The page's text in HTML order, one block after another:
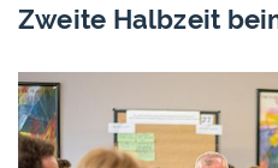
Zweite Halbzeit